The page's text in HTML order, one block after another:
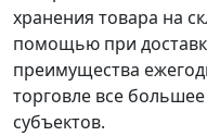
хранения товара на
помощью при
преимущества
торговле все
субъектов.